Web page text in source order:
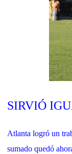
SIRVIÓ
Atlanta logró un
sumado quedó